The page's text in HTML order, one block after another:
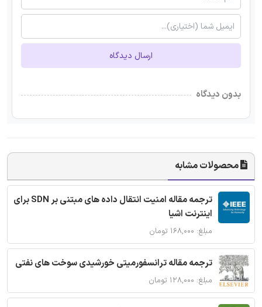
ارسال دیدگاه
بدون دیدگاه
محصولات مشابه
ترجمه مقاله امنیت انتقال داده های مبتنی بر SDN برای
اینترنت اشیا
مبلغ: ۱۶۸,۰۰۰ تومان
ترجمه مقاله ترانسفورمیتی خورشیدی سوخت های نفتی
مبلغ: ۱۲۸,۰۰۰ تومان